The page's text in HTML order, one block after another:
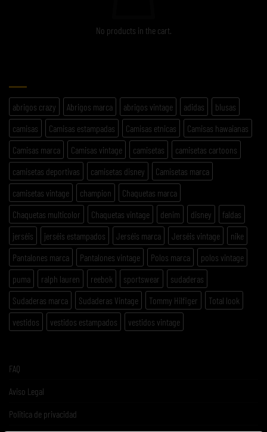
No products in the cart.
abrigos crazy Abrigos marca abrigos vintage adidas
blusas
camisas
Camisas estampadas Camisas etnicas
Camisas hawaianas
Camisas marca
Camisas vintage camisetas
camisetas cartoons
camisetas deportivas
camisetas disney
Camisetas marca
camisetas vintage
champion
Chaquetas marca
Chaquetas multicolor
Chaquetas vintage denim disney
faldas
jerséis
jerséis estampados Jerséis marca Jerséis vintage
nike
Pantalones marca
Pantalones vintage Polos marca
polos vintage
puma
ralph lauren reebok sportswear
sudaderas
Sudaderas marca
Sudaderas Vintage Tommy Hilfiger
Total look
vestidos
vestidos estampados vestidos vintage
FAQ
Aviso Legal
Politica de privacidad